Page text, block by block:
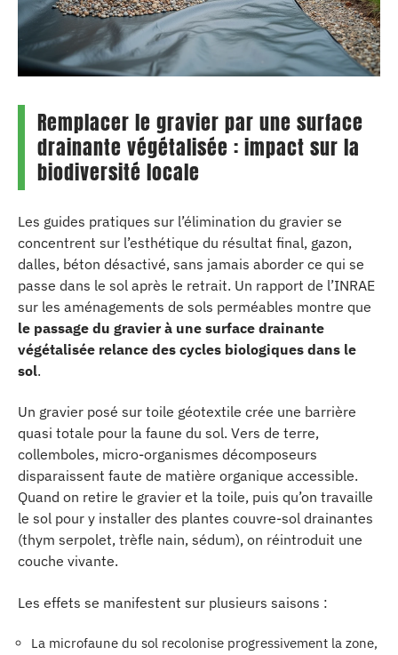
Remplacer le gravier par une surface
drainante végétalisée : impact sur la
biodiversité locale
Les guides pratiques sur l’élimination du gravier se
concentrent sur l’esthétique du résultat final, gazon,
dalles, béton désactivé, sans jamais aborder ce qui se
passe dans le sol après le retrait. Un rapport de l’INRAE
sur les aménagements de sols perméables montre que
le passage du gravier à une surface drainante
végétalisée relance des cycles biologiques dans le
sol.
Un gravier posé sur toile géotextile crée une barrière
quasi totale pour la faune du sol. Vers de terre,
collemboles, micro-organismes décomposeurs
disparaissent faute de matière organique accessible.
Quand on retire le gravier et la toile, puis qu’on travaille
le sol pour y installer des plantes couvre-sol drainantes
(thym serpolet, trèfle nain, sédum), on réintroduit une
couche vivante.
Les effets se manifestent sur plusieurs saisons :
La microfaune du sol recolonise progressivement la zone,